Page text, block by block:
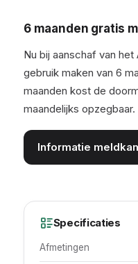
6 maanden gratis
Nu bij aanschaf van
gebruik maken van 6
maanden kost de
maandelijks opzegbaar.
Informatie
Specificaties
Afmetingen